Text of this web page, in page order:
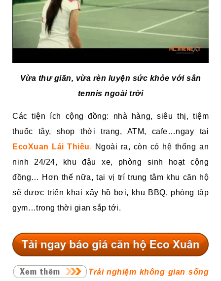
Vừa thư giãn, vừa rèn luyện sức khỏe với sân
tennis ngoài trời
Các tiện ích cộng đồng: nhà hàng, siêu thị, tiệm
thuốc tây, shop thời trang, ATM, cafe…ngay tại
EcoXuan Lái Thiêu. Ngoài ra, còn có hệ thống an
ninh 24/24, khu đậu xe, phòng sinh hoạt cộng
đồng… Hơn thế nữa, tại vị trí trung tâm khu căn hộ
sẽ được triển khai xây hồ bơi, khu BBQ, phòng tập
gym…trong thời gian sắp tới.
Trải nghiệm không gian sống